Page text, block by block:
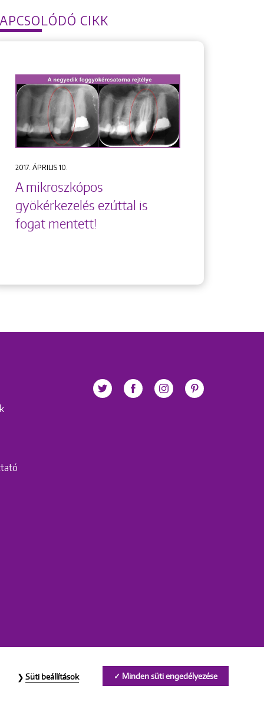
CIKK
2017. ÁPRILIS 10.
A mikroszkópos
gyökérkezelés ezúttal is
fogat mentett!
Minden süti engedélyezése
Süti beállítások